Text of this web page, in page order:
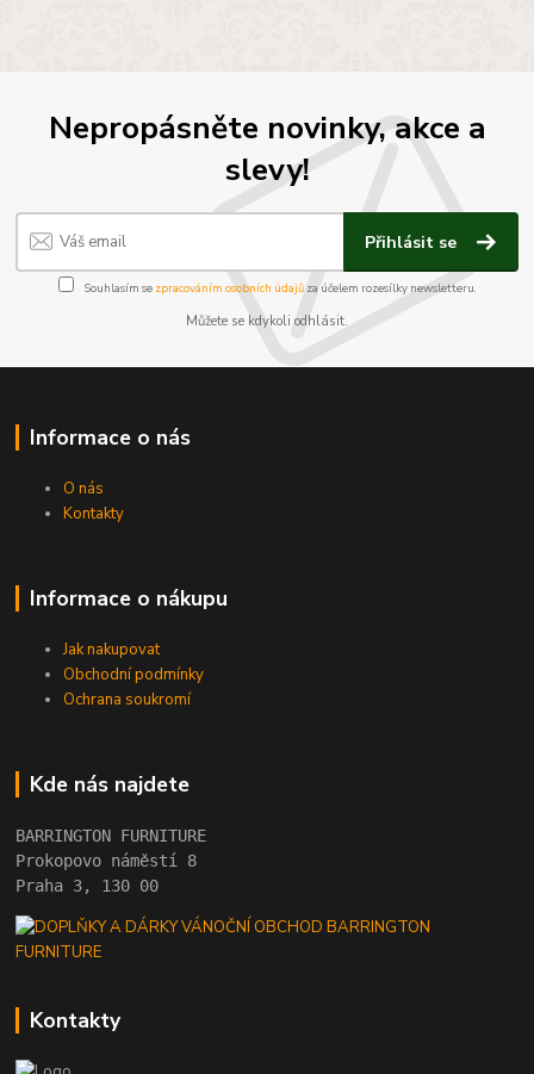
Nepropásněte novinky, akce a
slevy!
Přihlásit se
Souhlasím se zpracováním osobních údajůza účelem rozesílky newsletteru.
Můžete se kdykoli odhlásit.
Informace o nás
O nás
Kontakty
Informace o nákupu
Jak nakupovat
Obchodní podmínky
Ochrana soukromí
Kde nás najdete
BARRINGTON FURNITURE
Prokopovo náměstí 8
Praha 3, 130 00
Kontakty